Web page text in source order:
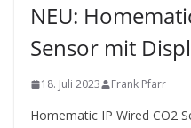
NEU:
Sensor mit
18. Juli 2023 Frank Pfarr
Homematic IP Wired CO2